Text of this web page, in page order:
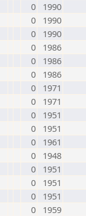
0
1990
0
1990
0
1990
0
1986
0
1986
0
1986
0
1971
0
1971
0
1951
0
1951
0
1961
0
1948
0
1951
0
1951
0
1951
0
1959